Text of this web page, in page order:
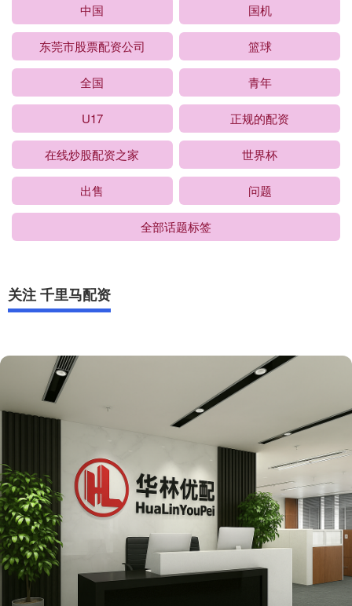
中国 国机
东莞市股票配资公司 篮球
全国 青年
U17 正规的配资
在线炒股配资之家 世界杯
出售 问题
全部话题标签
关注 千里马配资